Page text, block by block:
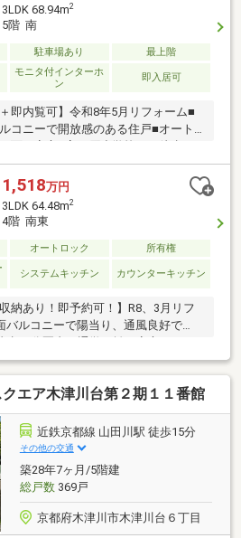
3LDK 68.94m2
5階 南
駐車場あり 最上階
モニタ付インターホ
ン
即入居可
即内覧可】令和8年5月リフォーム■
コニーで開放感のある住戸■オート
面も安心■高の原小学校まで徒歩10
校も安心の距離
1,518万円
3LDK 64.48m2
4階 南東
オートロック
所有権
システムキッチン カウンターキッチン
納あり！即予約可！】R8、3月リフ
バルコニーで陽当り、通風良好で
歩10分圏内で通学距離が安心です■エ
住戸になります
エア木津川台第２期１１番館
近鉄京都線 山田川駅 徒歩15分
その他の交通
築28年7ヶ月/5階建
総戸数369戸
京都府木津川市木津川台６丁目